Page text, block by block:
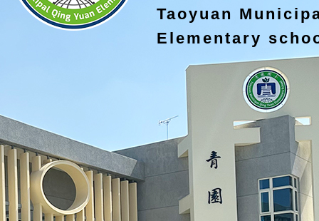
Taoyuan
Elementary